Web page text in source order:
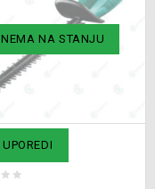
NEMA NA STANJU
UPOREDI